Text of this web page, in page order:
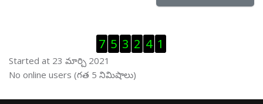
Visitor Counter ను తప్పించు
7 5 3 2 4 1
Started at 23 మార్చి 2021
ఆన్ లైను వాడుకరులు ను తప్పించు
No online users (గత 5 నిమిషాలు)